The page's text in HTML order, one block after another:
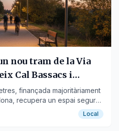
nou tram de la Via
Cal Bassacs i
finançada majoritàriament
recupera un espai segur
Local